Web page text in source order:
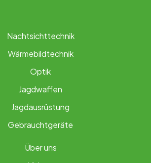
Nachtsichttechnik
Wärmebildtechnik
Optik
Jagdwaffen
Jagdausrüstung
Gebrauchtgeräte
Über uns